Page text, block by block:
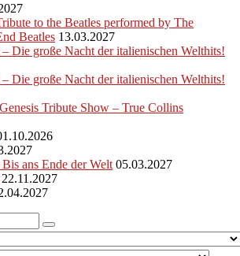
to the Beatles performed by The
Beatles 13.03.2027
Die große Nacht der italienischen Welthits!
Die große Nacht der italienischen Welthits!
Tribute Show – True Collins
ans Ende der Welt 05.03.2027
22.11.2027